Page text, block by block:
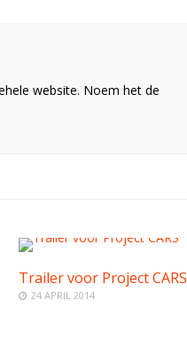
website. Noem het de
Trailer voor Project CARS
24 APRIL 2014